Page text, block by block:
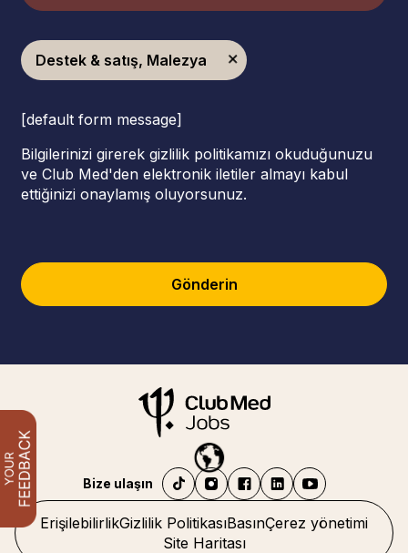
Destek & satış, Malezya
[default form message]
Bilgilerinizi girerek gizlilik politikamızı okuduğunuzu
ve Club Med'den elektronik iletiler almayı kabul
ettiğinizi onaylamış oluyorsunuz.
Gönderin
ErişilebilirlikGizlilik PolitikasıBasınÇerez yönetimi
Site Haritası
Bize ulaşın